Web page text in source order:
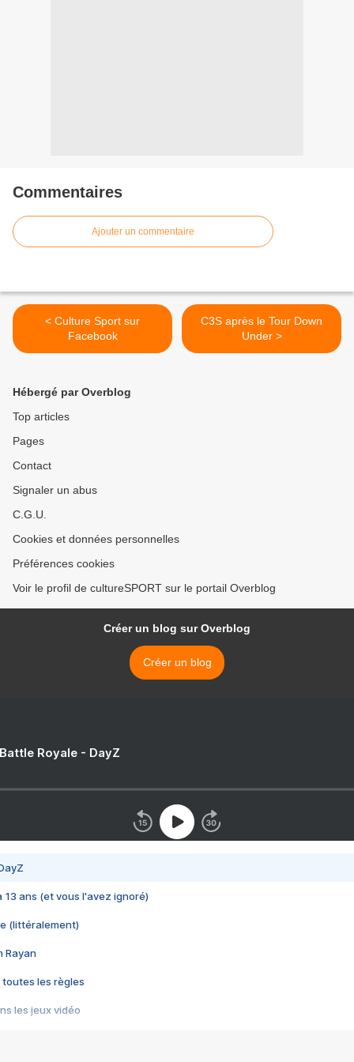
Commentaires
Ajouter un commentaire
< Culture Sport sur
Facebook
C3S après le Tour Down
Under >
Hébergé par Overblog
Top articles
Pages
Contact
Signaler un abus
C.G.U.
Cookies et données personnelles
Préférences cookies
Voir le profil de cultureSPORT sur le portail Overblog
Créer un blog sur Overblog
Créer un blog
Royale - DayZ
13 ans (et vous l'avez ignoré)
(littéralement)
Rayan
toutes les règles
les jeux vidéo